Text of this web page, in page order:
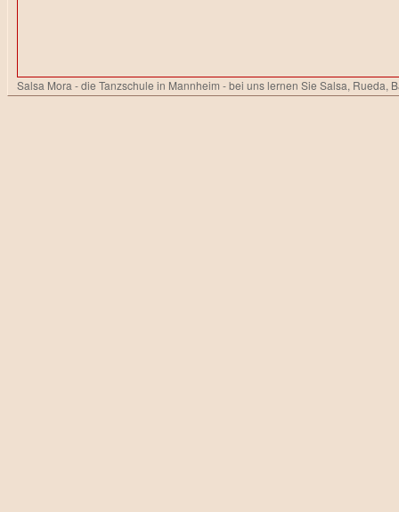
Salsa Mora - die Tanzschule in Mannheim - bei uns lernen Sie Salsa, Rueda,